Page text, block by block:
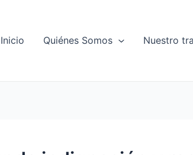
Inicio Quiénes Somos Nuestro